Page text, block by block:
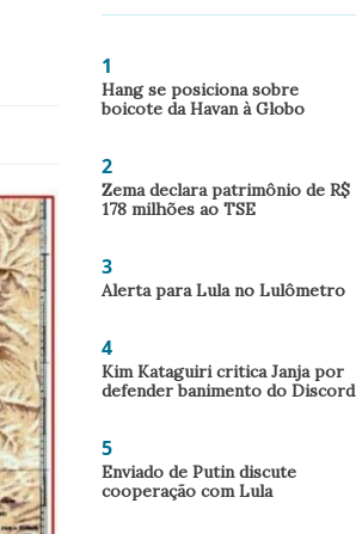
1
Hang se posiciona sobre
boicote da Havan à Globo
2
Zema declara patrimônio de R$
178 milhões ao TSE
3
Alerta para Lula no Lulômetro
4
Kim Kataguiri critica Janja por
defender banimento do Discord
5
Enviado de Putin discute
cooperação com Lula